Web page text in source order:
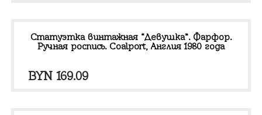
Статуэтка винтажная “Девушка”. Фарфор.
Ручная роспись. Coalport, Англия 1980 года
BYN 169.09